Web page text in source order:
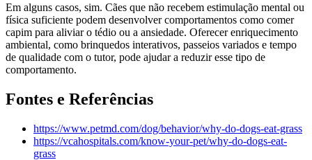
Em alguns casos, sim. Cães que não recebem estimulação mental ou
física suficiente podem desenvolver comportamentos como comer
capim para aliviar o tédio ou a ansiedade. Oferecer enriquecimento
ambiental, como brinquedos interativos, passeios variados e tempo
de qualidade com o tutor, pode ajudar a reduzir esse tipo de
comportamento.
Fontes e Referências
https://www.petmd.com/dog/behavior/why-do-dogs-eat-grass
https://vcahospitals.com/know-your-pet/why-do-dogs-eat-
grass